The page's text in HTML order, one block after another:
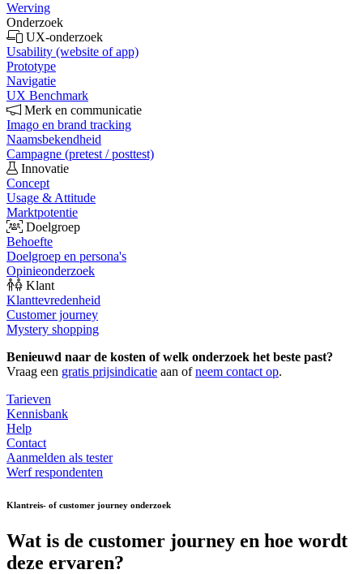
Werving
Onderzoek
UX-onderzoek
Usability (website of app)
Prototype
Navigatie
UX Benchmark
Merk en communicatie
Imago en brand tracking
Naamsbekendheid
Campagne (pretest / posttest)
Innovatie
Concept
Usage & Attitude
Marktpotentie
Doelgroep
Behoefte
Doelgroep en persona's
Opinieonderzoek
Klant
Klanttevredenheid
Customer journey
Mystery shopping
Benieuwd naar de kosten of welk onderzoek het beste past?
Vraag een gratis prijsindicatie aan ofneem contact op.
Tarieven
Kennisbank
Help
Contact
Aanmelden als tester
Werf respondenten
Klantreis- of customer journey onderzoek
Wat is de customer journey en hoe wordt
deze ervaren?